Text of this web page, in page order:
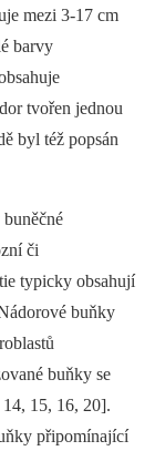
mezi 3-17 cm
barvy
tvořen jednou
byl též popsán
či
typicky obsahují
buňky
buňky se
15, 16, 20].
připomínající